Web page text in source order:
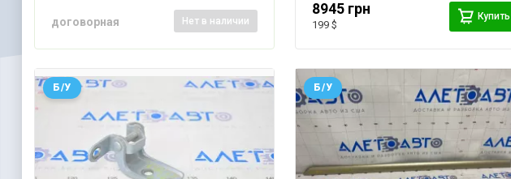
договорная Нет в наличии
8945 грн
199 $
Купить
Б/У Б/У